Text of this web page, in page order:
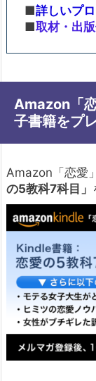
■詳しいプ
■取材・出
Amazon「
子書籍をプ
Amazon「恋愛
の5教科7科目」